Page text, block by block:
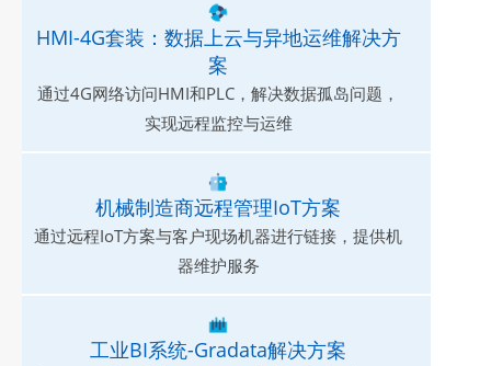
HMI-4G套装：数据上云与异地运维解决方
案
通过4G网络访问HMI和PLC，解决数据孤岛问题，
实现远程监控与运维
机械制造商远程管理IoT方案
通过远程IoT方案与客户现场机器进行链接，提供机
器维护服务
工业BI系统-Gradata解决方案